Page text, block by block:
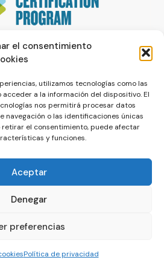
el consentimiento
utilizamos tecnologías como las
a la información del dispositivo. El
nos permitirá procesar datos
navegación o las identificaciones únicas
retirar el consentimiento, puede afectar
y funciones.
Aceptar
Denegar
preferencias
Política de privacidad
de Paco Prieto
de privacidad